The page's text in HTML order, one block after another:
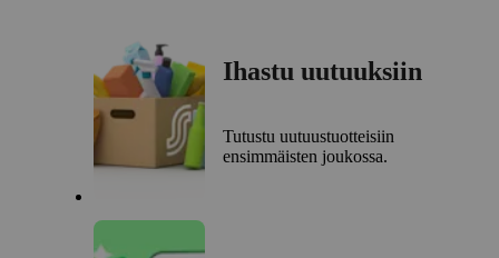
Ihastu uutuuksiin
Tutustu uutuustuotteisiin
ensimmäisten joukossa.